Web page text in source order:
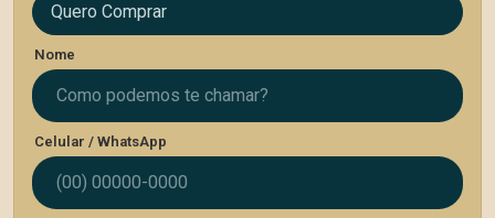
Quero Comprar
Nome
Celular / WhatsApp